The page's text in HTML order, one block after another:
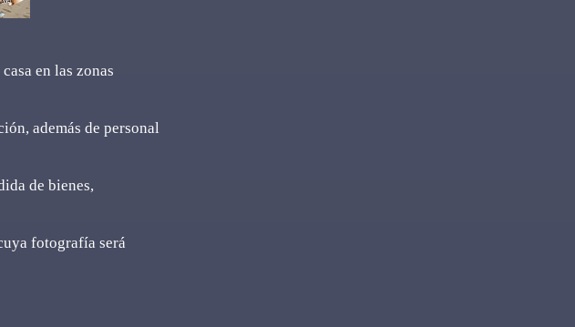
en las zonas
además de personal
de bienes,
fotografía será